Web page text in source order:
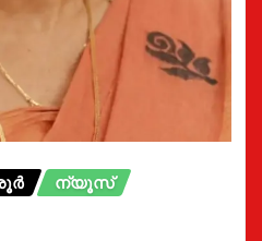
ന്യൂസ്